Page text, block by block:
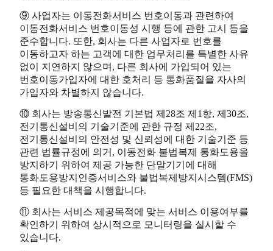
⑨ 사업자는 이동전화서비스 번호이동과 관련하여
이동전화서비스 번호이동성 시행 등에 관한 고시 등을
준수합니다. 또한, 회사는 다른 사업자로 번호를
이동하고자 하는 고객에 대한 업무처리를 특별한 사유
없이 지연하지 않으며, 다른 회사에 가입되어 있는
번호이동가입자에 대한 호처리 등 통화품질을 자사의
가입자와 차별하지 않습니다.
⑩ 회사는 방송통신발전 기본법 제28조 제1항, 제30조,
전기통신설비의 기술기준에 관한 규정 제22조,
전기통신설비의 안전성 및 신뢰성에 대한 기술기준 등
관련 법률규정에 의거, 이동전화 불법복제 통화도용을
방지하기 위하여 제공 가능한 단말기기에 대해
통화도용방지인증서비스와 불법복제방지시스템(FMS)
등 필요한 대책을 시행합니다.
⑪ 회사는 서비스 제공목적에 맞는 서비스 이용여부를
확인하기 위하여 상시적으로 모니터링을 실시할 수
있습니다.